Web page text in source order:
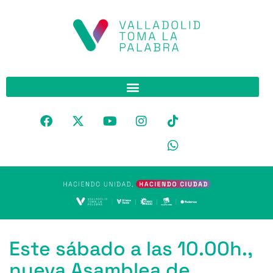
Este sábado a las 10.00h.,